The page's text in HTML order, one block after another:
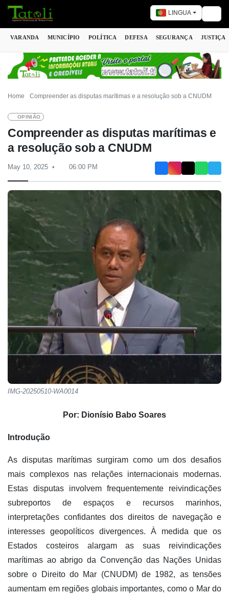
LINGUA
VARANDA MUNICÍPIO POLÍTICA DEFESA SEGURANÇA JUSTIÇA
Home Compreender as disputas marítimas e a resolução sob a CNUDM
OPINIÃO
Compreender as disputas marítimas e
a resolução sob a CNUDM
May 10, 2025 06:00 PM
IMG-20250510-WA0014
Por: Dionísio Babo Soares
Introdução
As disputas marítimas surgiram como um dos desafios
mais complexos nas relações internacionais modernas.
Estas disputas involvem frequentemente reivindicações
subreportos de espaços e recursos marinhos,
interpretações confidantes dos direitos de navegação e
interesses geopolíticos divergences. À medida que os
Estados costeiros alargam as suas reivindicações
marítimas ao abrigo da Convenção das Nações Unidas
sobre o Direito do Mar (CNUDM) de 1982, as tensões
aumentam em regiões globais importantes, como o Mar do